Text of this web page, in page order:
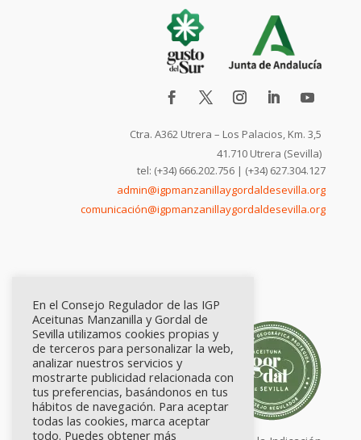
Ctra. A362 Utrera – Los Palacios, Km. 3,5
41.710 Utrera (Sevilla)
tel: (+34) 666.202.756 | (+34) 627.304.127
admin@igpmanzanillaygordaldesevilla.org
comunicación@igpmanzanillaygordaldesevilla.org
En el Consejo Regulador de las IGP
Aceitunas Manzanilla y Gordal de
Sevilla utilizamos cookies propias y
de terceros para personalizar la web,
analizar nuestros servicios y
mostrarte publicidad relacionada con
tus preferencias, basándonos en tus
hábitos de navegación. Para aceptar
todas las cookies, marca aceptar
todo. Puedes obtener más